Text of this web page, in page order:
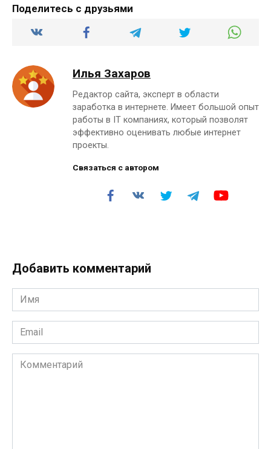
Поделитесь с друзьями
Илья Захаров
Редактор сайта, эксперт в области
заработка в интернете. Имеет большой опыт
работы в IT компаниях, который позволят
эффективно оценивать любые интернет
проекты.
Связаться с автором
Добавить комментарий
Имя
*
Email
*
Комментарий